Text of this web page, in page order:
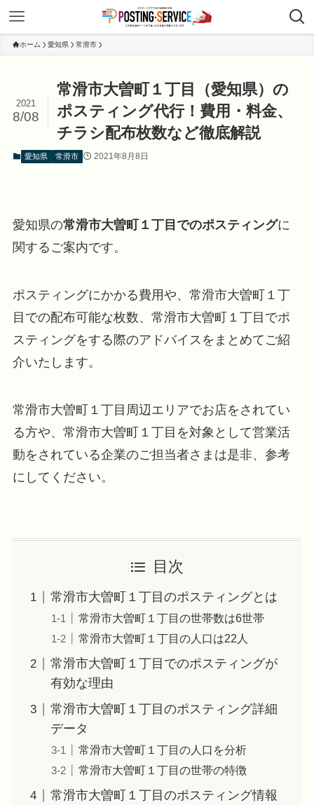
ホーム 愛知県 常滑市
常滑市大曽町１丁目（愛知県）の
ポスティング代行！費用・料金、
チラシ配布枚数など徹底解説
2021
8/08
愛知県 常滑市 2021年8月8日
愛知県の常滑市大曽町１丁目でのポスティングに
関するご案内です。
ポスティングにかかる費用や、常滑市大曽町１丁
目での配布可能な枚数、常滑市大曽町１丁目でポ
スティングをする際のアドバイスをまとめてご紹
介いたします。
常滑市大曽町１丁目周辺エリアでお店をされてい
る方や、常滑市大曽町１丁目を対象として営業活
動をされている企業のご担当者さまは是非、参考
にしてください。
目次
常滑市大曽町１丁目のポスティングとは
常滑市大曽町１丁目の世帯数は6世帯
常滑市大曽町１丁目の人口は22人
常滑市大曽町１丁目でのポスティングが
有効な理由
常滑市大曽町１丁目のポスティング詳細
データ
常滑市大曽町１丁目の人口を分析
常滑市大曽町１丁目の世帯の特徴
常滑市大曽町１丁目のポスティング情報